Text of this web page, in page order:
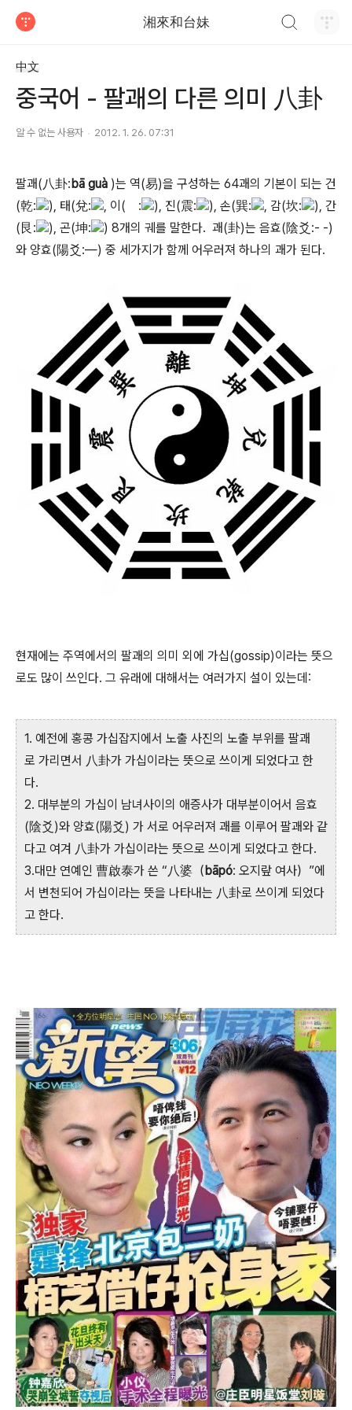
湘來和台妹
中文
중국어 - 팔괘의 다른 의미 八卦
알 수 없는 사용자 2012. 1. 26. 07:31
팔괘(八卦:bā guà )는 역(易)을 구성하는 64괘의 기본이 되는 건
(乾: ), 태(兌: , 이( : ), 진(震: ), 손(巽: , 감(坎:
), 간
(艮 : ), 곤(坤: ) 8개의 궤를 말한다. 괘(卦)는 음효(陰爻 :- -)
와 양효(陽爻 :―) 중 세가지가 함께 어우러져 하나의 괘가 된다.
현재에는 주역에서의 팔괘의 의미 외에 가십(gossip)이라는 뜻으
로도 많이 쓰인다. 그 유래에 대해서는 여러가지 설이 있는데:
1. 예전에 홍콩 가십잡지에서 노출 사진의 노출 부위를 팔괘
로 가리면서 八卦가 가십이라는 뜻으로 쓰이게 되었다고 한
다.
2. 대부분의 가십이 남녀사이의 애증사가 대부분이어서 음효
(陰爻)와 양효(陽爻) 가 서로 어우러져 괘를 이루어 팔괘와 같
다고 여겨 八卦가 가십이라는 뜻으로 쓰이게 되었다고 한다.
3.대만 연예인 曹啟泰가 쓴 “八婆（bāpó: 오지랖 여사）”에
서 변천되어 가십이라는 뜻을 나타내는 八卦로 쓰이게 되었다
고 한다.